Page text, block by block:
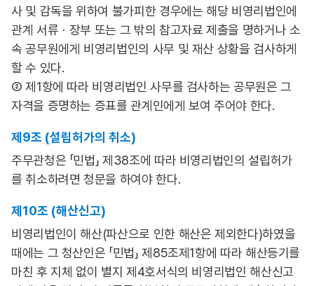
사 및 감독을 위하여 불가피한 경우에는 해당 비영리법인에
관계 서류ㆍ장부 또는 그 밖의 참고자료 제출을 명하거나 소
속 공무원에게 비영리법인의 사무 및 재산 상황을 검사하게
할 수 있다.
② 제1항에 따라 비영리법인 사무를 검사하는 공무원은 그
자격을 증명하는 증표를 관계인에게 보여 주어야 한다.
제9조 (설립허가의 취소)
주무관청은 「민법」 제38조에 따라 비영리법인의 설립허가
를 취소하려면 청문을 하여야 한다.
제10조 (해산신고)
비영리법인이 해산(파산으로 인한 해산은 제외한다)하였을
때에는 그 청산인은 「민법」 제85조제1항에 따라 해산등기를
마친 후 지체 없이 별지 제4호서식의 비영리법인 해산신고